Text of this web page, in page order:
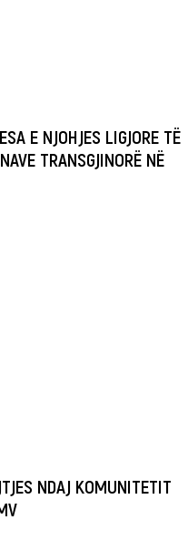
E NJOHJES LIGJORE TË
TRANSGJINORË NË
NDAJ KOMUNITETIT